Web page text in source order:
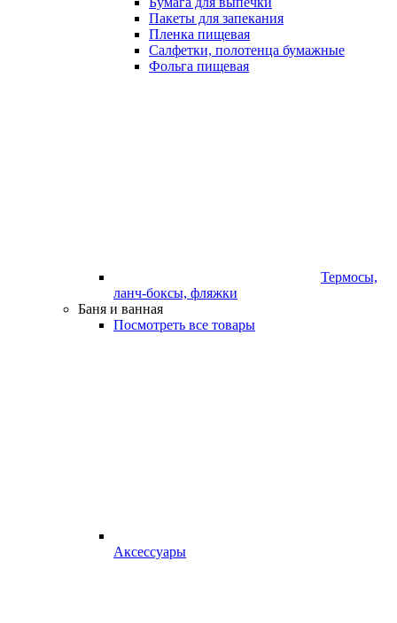
Пакеты для запекания
Пленка пищевая
Салфетки, полотенца бумажные
Фольга пищевая
Термосы,
ланч-боксы, фляжки
Баня и ванная
Посмотреть все товары
Аксессуары